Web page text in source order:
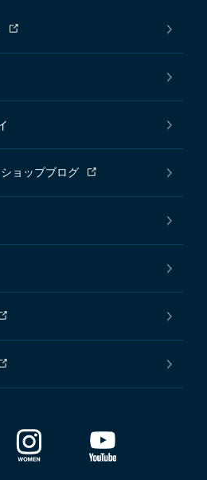
ョップブログ